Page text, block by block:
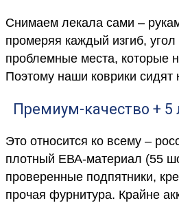
Снимаем лекала сами –
промеряя каждый изгиб,
проблемные места, которые
Поэтому наши коврики сидят
Премиум-качество + 5
Это относится ко всему –
плотный ЕВА-материал (55
проверенные подпятники,
прочая фурнитура. Крайне